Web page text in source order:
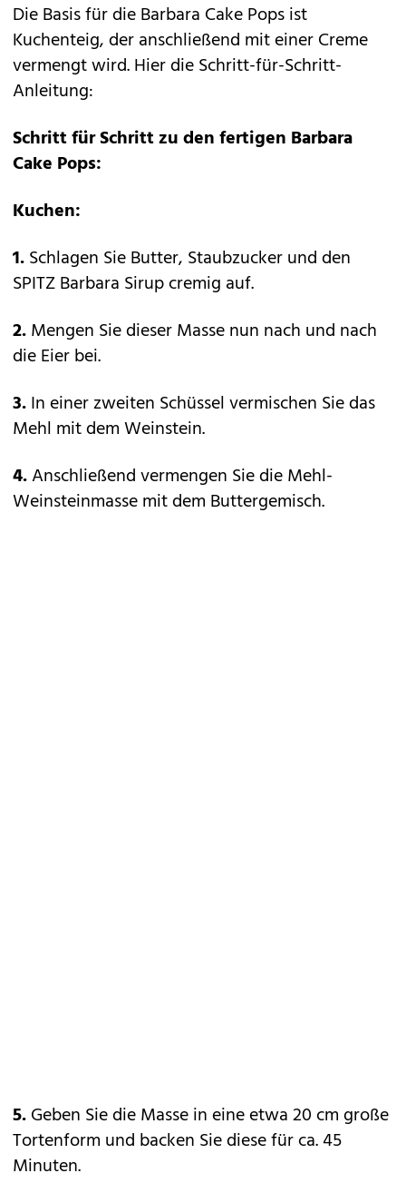
Die Basis für die Barbara Cake Pops ist
Kuchenteig, der anschließend mit einer Creme
vermengt wird. Hier die Schritt-für-Schritt-
Anleitung:
Schritt für Schritt zu den fertigen Barbara
Cake Pops:
Kuchen:
1.Schlagen Sie Butter, Staubzucker und den
SPITZ Barbara Sirup cremig auf.
2.Mengen Sie dieser Masse nun nach und nach
die Eier bei.
3.In einer zweiten Schüssel vermischen Sie das
Mehl mit dem Weinstein.
4.Anschließend vermengen Sie die Mehl-
Weinsteinmasse mit dem Buttergemisch.
5.Geben Sie die Masse in eine etwa 20 cm große
Tortenform und backen Sie diese für ca. 45
Minuten.